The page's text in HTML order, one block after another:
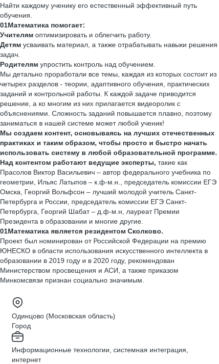
Найти каждому ученику его естественный эффективный путь
обучения.
01Математика помогает:
Учителям оптимизировать и облегчить работу.
Детям усваивать материал, а также отрабатывать навыки решения
задач.
Родителям упростить контроль над обучением.
Мы детально проработали все темы, каждая из которых состоит из
четырех разделов - теории, адаптивного обучения, практических
заданий и контрольной работы. К каждой задаче приводится
решение, а ко многим из них прилагается видеоролик с
объяснениями. Сложность заданий повышается плавно, поэтому
заниматься в нашей системе может любой ученик!
Мы создаем контент, основываясь на лучших отечественных
практиках и таким образом, чтобы просто и быстро начать
использовать систему в любой образовательной программе.
Над контентом работают ведущие эксперты, такие как
Прасолов Виктор Васильевич – автор федерального учебника по
геометрии, Ильяс Латыпов – к.ф-м.н., председатель комиссии ЕГЭ
Омска, Георгий Вольфсон – лучший молодой учитель Санкт-
Петербурга и России, председатель комиссии ЕГЭ Санкт-
Петербурга, Георгий Шабат – д.ф-м.н, лауреат Премии
Президента в образовании и многие другие.
01Математика является резидентом Сколково.
Проект был номинирован от Российской Федерации на премию
ЮНЕСКО в области использования искусственного интеллекта в
образовании в 2019 году и в 2020 году, рекомендован
Министерством просвещения и АСИ, а также приказом
Минкомсвязи признан социально значимым.
Одинцово (Московская область)
Город
Информационные технологии, системная интеграция,
интернет